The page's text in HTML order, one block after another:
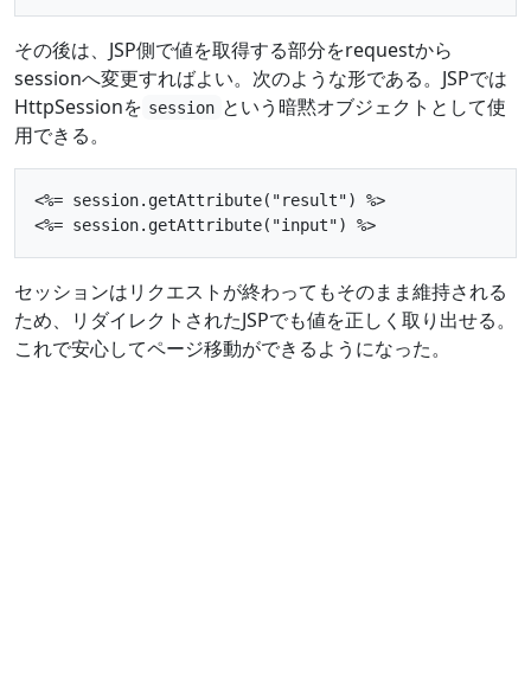
その後は、JSP側で値を取得する部分をrequestから
sessionへ変更すればよい。次のような形である。JSPでは
HttpSessionを session という暗黙オブジェクトとして使
用できる。
<%= session.getAttribute("result") %>
セッションはリクエストが終わってもそのまま維持される
ため、リダイレクトされたJSPでも値を正しく取り出せる。
これで安心してページ移動ができるようになった。